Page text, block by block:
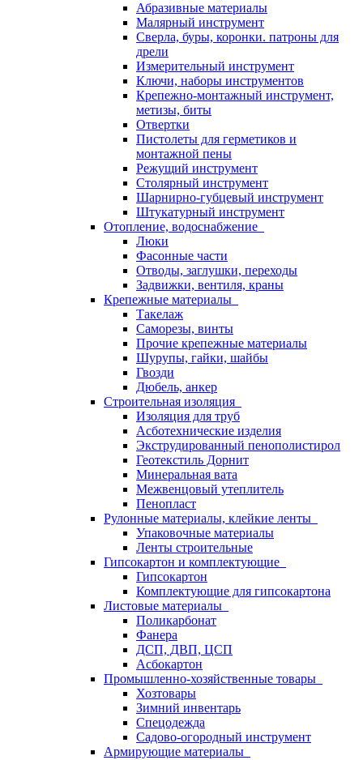
Абразивные материалы
Малярный инструмент
Сверла, буры, коронки. патроны для
дрели
Измерительный инструмент
Ключи, наборы инструментов
Крепежно-монтажный инструмент,
метизы, биты
Отвертки
Пистолеты для герметиков и
монтажной пены
Режущий инструмент
Столярный инструмент
Шарнирно-губцевый инструмент
Штукатурный инструмент
Отопление, водоснабжение
Люки
Фасонные части
Отводы, заглушки, переходы
Задвижки, вентиля, краны
Крепежные материалы
Такелаж
Саморезы, винты
Прочие крепежные материалы
Шурупы, гайки, шайбы
Гвозди
Дюбель, анкер
Строительная изоляция
Изоляция для труб
Асботехнические изделия
Экструдированный пенополистирол
Геотекстиль Дорнит
Минеральная вата
Межвенцовый утеплитель
Пенопласт
Рулонные материалы, клейкие ленты
Упаковочные материалы
Ленты строительные
Гипсокартон и комплектующие
Гипсокартон
Комплектующие для гипсокартона
Листовые материалы
Поликарбонат
Фанера
ДСП, ДВП, ЦСП
Асбокартон
Промышленно-хозяйственные товары
Хозтовары
Зимний инвентарь
Спецодежда
Садово-огородный инструмент
Армирующие материалы